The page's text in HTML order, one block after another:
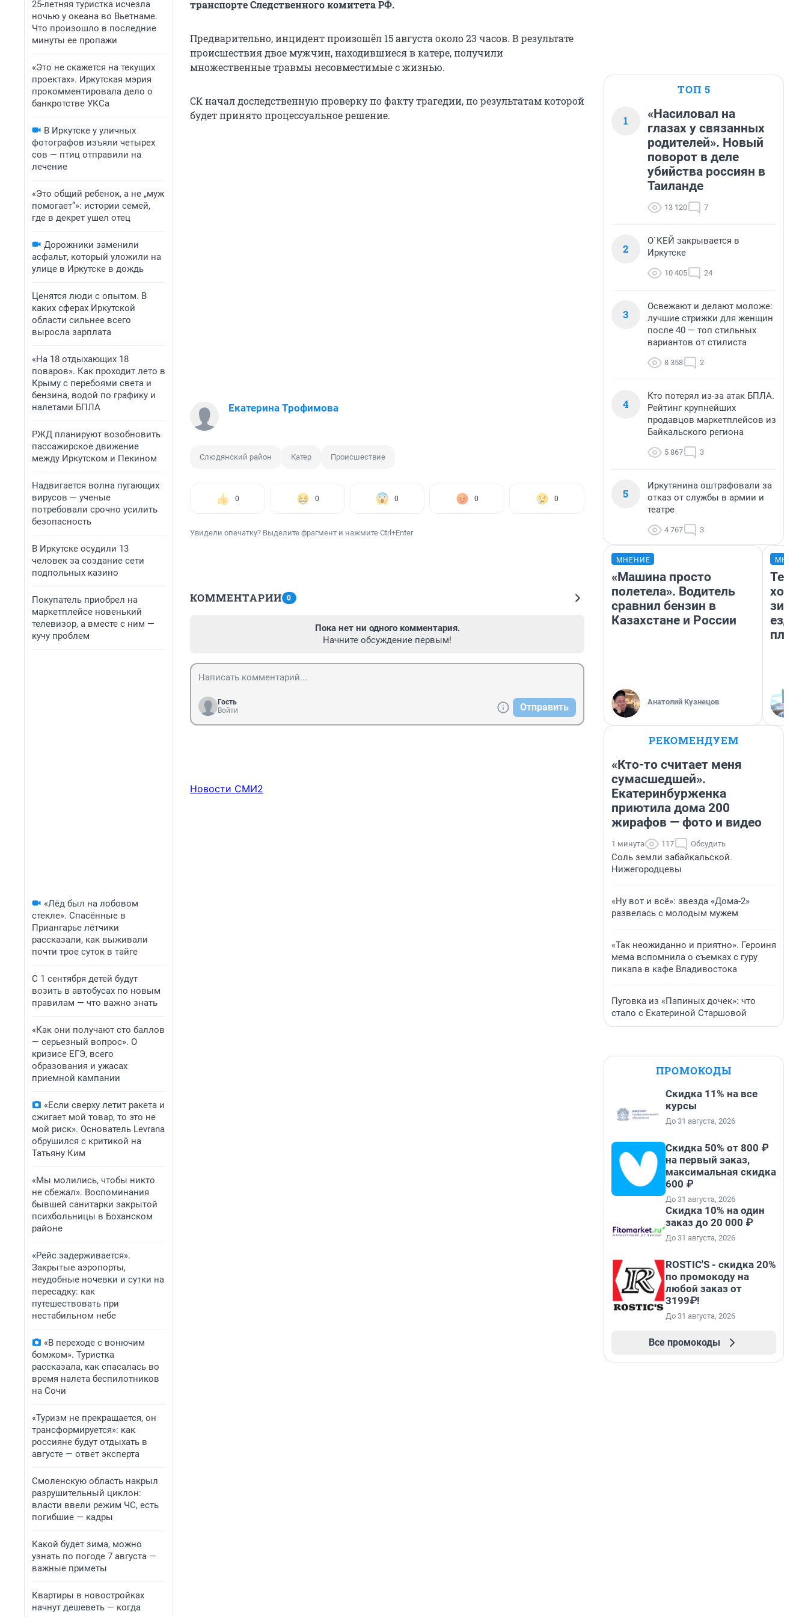
25-летняя туристка исчезла
ночью у океана во Вьетнаме.
Что произошло в последние
минуты ее пропажи
«Это не скажется на текущих
проектах». Иркутская мэрия
прокомментировала дело о
банкротстве УКСа
В Иркутске у уличных
фотографов изъяли четырех
сов — птиц отправили на
лечение
«Это общий ребенок, а не „муж
помогает“»: истории семей,
где в декрет ушел отец
Дорожники заменили
асфальт, который уложили на
улице в Иркутске в дождь
Ценятся люди с опытом. В
каких сферах Иркутской
области сильнее всего
выросла зарплата
«На 18 отдыхающих 18
поваров». Как проходит лето в
Крыму с перебоями света и
бензина, водой по графику и
налетами БПЛА
РЖД планируют возобновить
пассажирское движение
между Иркутском и Пекином
Надвигается волна пугающих
вирусов — ученые
потребовали срочно усилить
безопасность
В Иркутске осудили 13
человек за создание сети
подпольных казино
Покупатель приобрел на
маркетплейсе новенький
телевизор, а вместе с ним —
кучу проблем
«Лёд был на лобовом
стекле». Спасённые в
Приангарье лётчики
рассказали, как выживали
почти трое суток в тайге
С 1 сентября детей будут
возить в автобусах по новым
правилам — что важно знать
«Как они получают сто баллов
— серьезный вопрос». О
кризисе ЕГЭ, всего
образования и ужасах
приемной кампании
«Если сверху летит ракета и
сжигает мой товар, то это не
мой риск». Основатель Levrana
обрушился с критикой на
Татьяну Ким
«Мы молились, чтобы никто
не сбежал». Воспоминания
бывшей санитарки закрытой
психбольницы в Боханском
районе
«Рейс задерживается».
Закрытые аэропорты,
неудобные ночевки и сутки на
пересадку: как
путешествовать при
нестабильном небе
«В переходе с вонючим
бомжом». Туристка
рассказала, как спасалась во
время налета беспилотников
на Сочи
«Туризм не прекращается, он
трансформируется»: как
россияне будут отдыхать в
августе — ответ эксперта
Смоленскую область накрыл
разрушительный циклон:
власти ввели режим ЧС, есть
погибшие — кадры
Какой будет зима, можно
узнать по погоде 7 августа —
важные приметы
Квартиры в новостройках
начнут дешеветь — когда
транспорте Следственного комитета РФ.
Предварительно, инцидент произошёл 15 августа около 23 часов. В результате
происшествия двое мужчин, находившиеся в катере, получили
множественные травмы несовместимые с жизнью.
СК начал доследственную проверку по факту трагедии, по результатам которой
будет принято процессуальное решение.
Екатерина Трофимова
Слюдянский район Катер Происшествие
0 0 0 0 0
Увидели опечатку? Выделите фрагмент и нажмите Ctrl+Enter
КОММЕНТАРИИ 0
Пока нет ни одного комментария.
Начните обсуждение первым!
Гость
Войти
Отправить
Новости СМИ2
ТОП 5
1
«Насиловал на
глазах у связанных
родителей». Новый
поворот в деле
убийства россиян в
Таиланде
13 120 7
2
О`КЕЙ закрывается в
Иркутске
10 405 24
3
Освежают и делают моложе:
лучшие стрижки для женщин
после 40 — топ стильных
вариантов от стилиста
8 358 2
4
Кто потерял из-за атак БПЛА.
Рейтинг крупнейших
продавцов маркетплейсов из
Байкальского региона
5 867 3
5
Иркутянина оштрафовали за
отказ от службы в армии и
театре
4 767 3
МНЕНИЕ
«Машина просто
полетела». Водитель
сравнил бензин в
Казахстане и России
Анатолий Кузнецов
ездит
РЕКОМЕНДУЕМ
«Кто-то считает меня
сумасшедшей».
Екатеринбурженка
приютила дома 200
жирафов — фото и видео
1 минута 117 Обсудить
Соль земли забайкальской.
Нижегородцевы
«Ну вот и всё»: звезда «Дома-2»
развелась с молодым мужем
«Так неожиданно и приятно». Героиня
мема вспомнила о съемках с гуру
пикапа в кафе Владивостока
Пуговка из «Папиных дочек»: что
стало с Екатериной Старшовой
ПРОМОКОДЫ
Скидка 11% на все
курсы
До 31 августа, 2026
Скидка 50% от 800 ₽
на первый заказ,
максимальная скидка
600 ₽
До 31 августа, 2026
Скидка 10% на один
заказ до 20 000 ₽
До 31 августа, 2026
ROSTIC'S - скидка 20%
по промокоду на
любой заказ от
3199₽!
До 31 августа, 2026
Все промокоды